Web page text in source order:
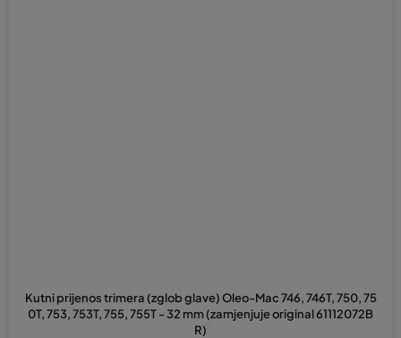
Kutni prijenos trimera (zglob glave) Oleo-Mac 746, 746T, 750, 75
0T, 753, 753T, 755, 755T - 32 mm (zamjenjuje original 61112072B
R)